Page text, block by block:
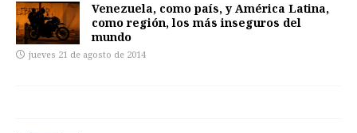
Venezuela, como país, y América Latina,
como región, los más inseguros del
mundo
jueves 21 de agosto de 2014